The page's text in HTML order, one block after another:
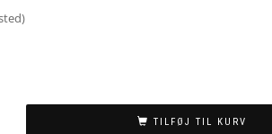
TILFØJ TIL KURV